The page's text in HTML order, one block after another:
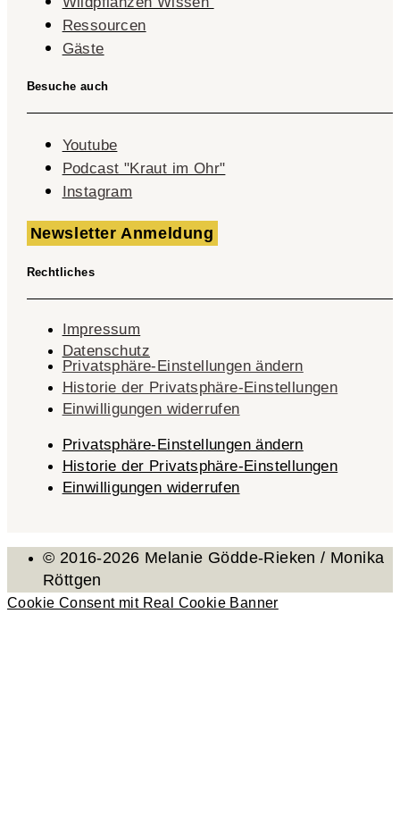
Ressourcen
Gäste
Besuche auch
Youtube
Podcast "Kraut im Ohr"
Instagram
Newsletter Anmeldung
Rechtliches
Impressum
Datenschutz
Privatsphäre-Einstellungen ändern
Historie der Privatsphäre-Einstellungen
Einwilligungen widerrufen
Privatsphäre-Einstellungen ändern
Historie der Privatsphäre-Einstellungen
Einwilligungen widerrufen
© 2016-2026 Melanie Gödde-Rieken / Monika
Röttgen
Cookie Consent mit Real Cookie Banner